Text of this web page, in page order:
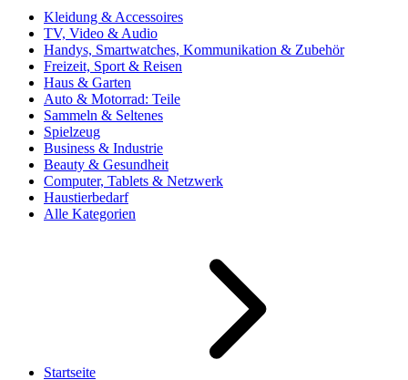
Kleidung & Accessoires
TV, Video & Audio
Handys, Smartwatches, Kommunikation & Zubehör
Freizeit, Sport & Reisen
Haus & Garten
Auto & Motorrad: Teile
Sammeln & Seltenes
Spielzeug
Business & Industrie
Beauty & Gesundheit
Computer, Tablets & Netzwerk
Haustierbedarf
Alle Kategorien
Startseite